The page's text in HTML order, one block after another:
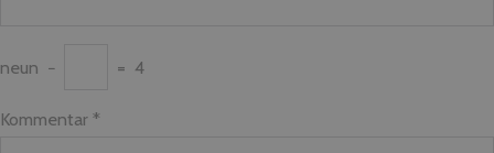
neun − = 4
Kommentar *